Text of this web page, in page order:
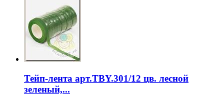
Тейп-лента арт.TBY.301/12 цв. лесной
зеленый,...